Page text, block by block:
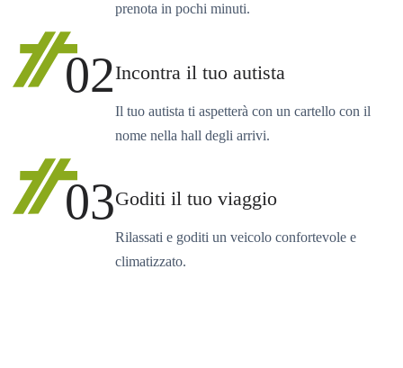
prenota in pochi minuti.
02Incontra il tuo autista
Il tuo autista ti aspetterà con un cartello con il
nome nella hall degli arrivi.
03Goditi il tuo viaggio
Rilassati e goditi un veicolo confortevole e
climatizzato.